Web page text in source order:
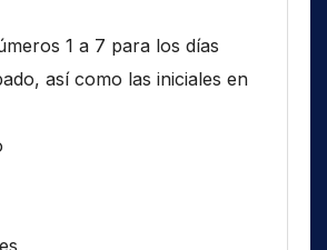
1 a 7 para los días
así como las iniciales en